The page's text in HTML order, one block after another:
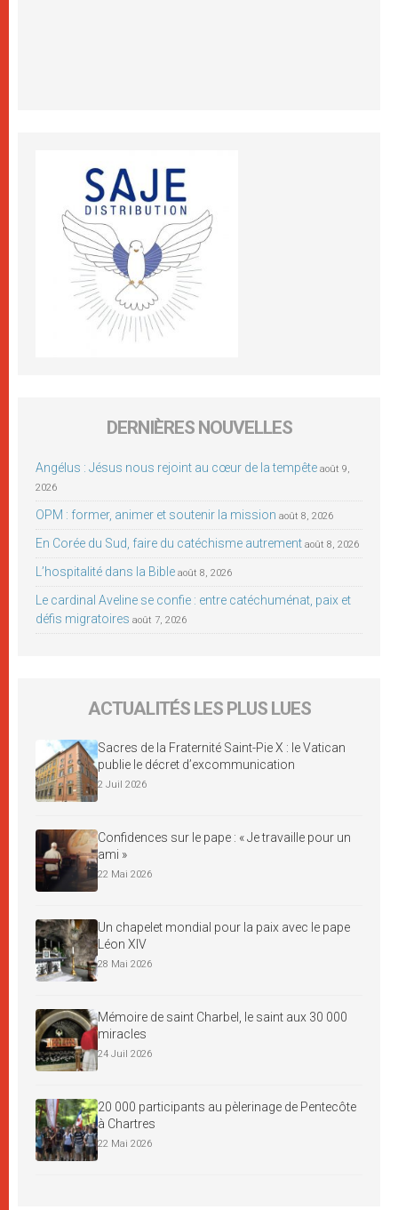
DERNIÈRES NOUVELLES
Angélus : Jésus nous rejoint au cœur de la tempête août 9,
2026
OPM : former, animer et soutenir la mission août 8, 2026
En Corée du Sud, faire du catéchisme autrement août 8, 2026
L’hospitalité dans la Bible août 8, 2026
Le cardinal Aveline se confie : entre catéchuménat, paix et
défis migratoires août 7, 2026
ACTUALITÉS LES PLUS LUES
Sacres de la Fraternité Saint-Pie X : le Vatican
publie le décret d’excommunication
2 Juil 2026
Confidences sur le pape : « Je travaille pour un
ami »
22 Mai 2026
Un chapelet mondial pour la paix avec le pape
Léon XIV
28 Mai 2026
Mémoire de saint Charbel, le saint aux 30 000
miracles
24 Juil 2026
20 000 participants au pèlerinage de Pentecôte
à Chartres
22 Mai 2026